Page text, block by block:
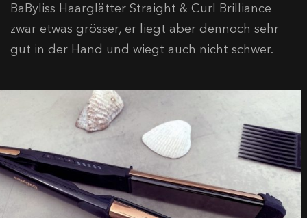
BaByliss Haarglätter Straight & Curl Brilliance
zwar etwas grösser, er liegt aber dennoch sehr
gut in der Hand und wiegt auch nicht schwer.